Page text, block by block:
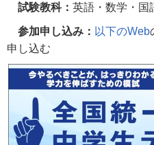
試験教科： 英語・数学・国
参加申し込み： 以下のWeb
申し込む